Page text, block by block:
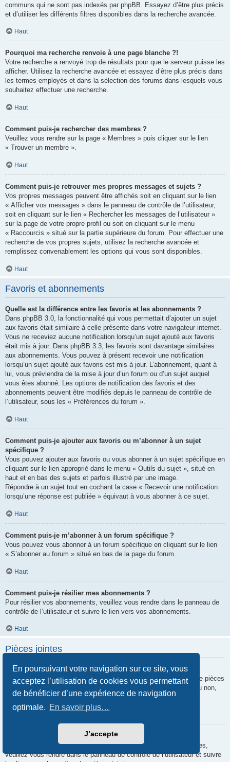
En poursuivant votre navigation sur ce site, vous
acceptez l’utilisation de cookies vous permettant
de bénéficier d’une expérience de navigation
optimale. En savoir plus…
J’accepte
communs qui ne sont pas indexés par phpBB. Essayez d’être plus précis
et d’utiliser les différents filtres disponibles dans la recherche avancée.
Haut
Pourquoi ma recherche renvoie à une page blanche ?!
Votre recherche a renvoyé trop de résultats pour que le serveur puisse les
afficher. Utilisez la recherche avancée et essayez d’être plus précis dans
les termes employés et dans la sélection des forums dans lesquels vous
souhaitez effectuer une recherche.
Haut
Comment puis-je rechercher des membres ?
Veuillez vous rendre sur la page « Membres » puis cliquer sur le lien
« Trouver un membre ».
Haut
Comment puis-je retrouver mes propres messages et sujets ?
Vos propres messages peuvent être affichés soit en cliquant sur le lien
« Afficher vos messages » dans le panneau de contrôle de l’utilisateur,
soit en cliquant sur le lien « Rechercher les messages de l’utilisateur »
sur la page de votre propre profil ou soit en cliquant sur le menu
« Raccourcis » situé sur la partie supérieure du forum. Pour effectuer une
recherche de vos propres sujets, utilisez la recherche avancée et
remplissez convenablement les options qui vous sont disponibles.
Haut
Favoris et abonnements
Quelle est la différence entre les favoris et les abonnements ?
Dans phpBB 3.0, la fonctionnalité qui vous permettait d’ajouter un sujet
aux favoris était similaire à celle présente dans votre navigateur internet.
Vous ne receviez aucune notification lorsqu’un sujet ajouté aux favoris
était mis à jour. Dans phpBB 3.3, les favoris sont davantage similaires
aux abonnements. Vous pouvez à présent recevoir une notification
lorsqu’un sujet ajouté aux favoris est mis à jour. L’abonnement, quant à
lui, vous préviendra de la mise à jour d’un forum ou d’un sujet auquel
vous êtes abonné. Les options de notification des favoris et des
abonnements peuvent être modifiés depuis le panneau de contrôle de
l’utilisateur, sous les « Préférences du forum ».
Haut
Comment puis-je ajouter aux favoris ou m’abonner à un sujet
spécifique ?
Vous pouvez ajouter aux favoris ou vous abonner à un sujet spécifique en
cliquant sur le lien approprié dans le menu « Outils du sujet », situé en
haut et en bas des sujets et parfois illustré par une image.
Répondre à un sujet tout en cochant la case « Recevoir une notification
lorsqu’une réponse est publiée » équivaut à vous abonner à ce sujet.
Haut
Comment puis-je m’abonner à un forum spécifique ?
Vous pouvez vous abonner à un forum spécifique en cliquant sur le lien
« S’abonner au forum » situé en bas de la page du forum.
Haut
Comment puis-je résilier mes abonnements ?
Pour résilier vos abonnements, veuillez vous rendre dans le panneau de
contrôle de l’utilisateur et suivre le lien vers vos abonnements.
Haut
Pièces jointes
Quelles pièces jointes sont autorisées sur ce forum ?
Chaque administrateur peut autoriser ou interdire certains types de pièces
jointes. Si vous n’êtes pas certain de savoir ce qui est autorisé ou non,
nous vous invitons à contacter un administrateur du forum.
Comment puis-je retrouver toutes mes pièces jointes ?
Pour retrouver la liste des pièces jointes que vous avez transférées,
veuillez vous rendre dans le panneau de contrôle de l’utilisateur et suivre